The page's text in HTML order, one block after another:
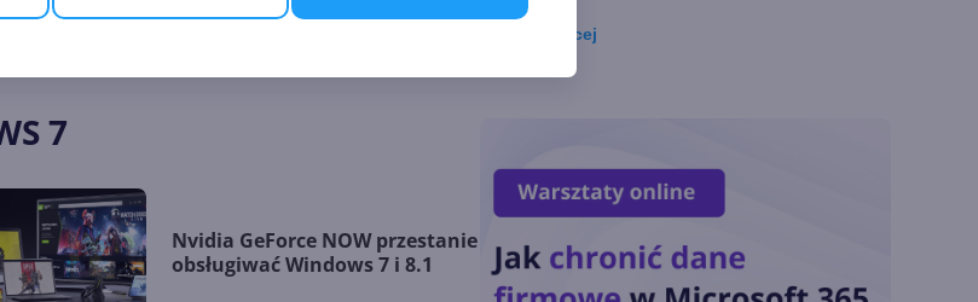
7
Nvidia GeForce NOW przestanie
obsługiwać Windows 7 i 8.1
OpenAI tnie ceny
modeli GPT-5.6.
Odpowiedź na presję
Chin
więcej